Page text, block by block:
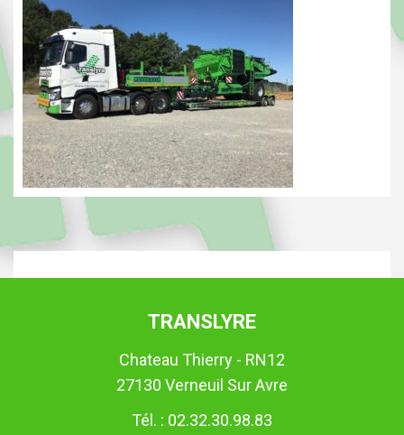
TRANSLYRE
Chateau Thierry - RN12
27130 Verneuil Sur Avre
Tél. : 02.32.30.98.83